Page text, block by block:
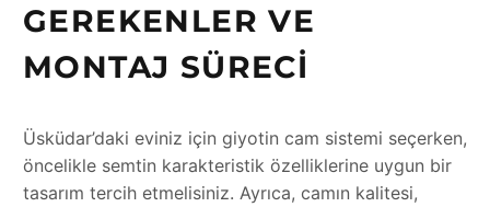
GEREKENLER VE
MONTAJ SÜRECI
Üsküdar’daki eviniz için giyotin cam sistemi seçerken,
öncelikle semtin karakteristik özelliklerine uygun bir
tasarım tercih etmelisiniz. Ayrıca, camın kalitesi,